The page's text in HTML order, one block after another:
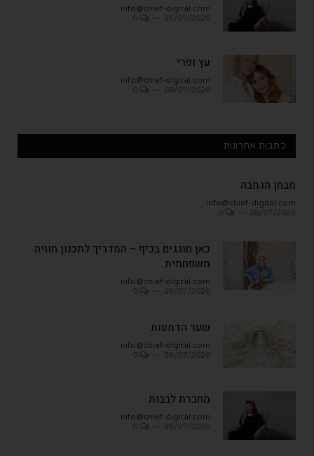
info@chief-digital.com
עץ ופרי
info@chief-digital.com
כתבות אחרונות
מבחן הגמבה
info@chief-digital.com
כאן חוגגים בכיף – המדריך לתכנון חוויה
משפחתית
info@chief-digital.com
שער הדמעות
info@chief-digital.com
מחברת לבבות
info@chief-digital.com